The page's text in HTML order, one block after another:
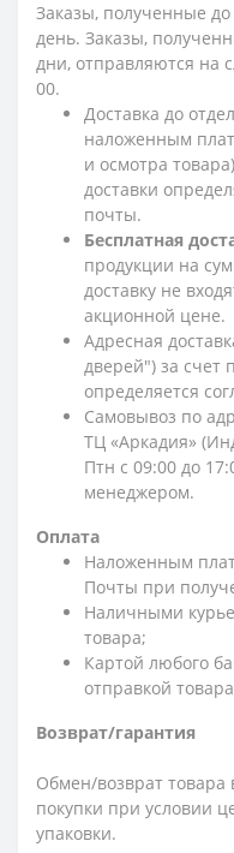
Заказы, полученные
день. Заказы,
дни, отправляются на
00.
Доставка до
наложенным
и осмотра
доставки
почты.
Бесплатная
продукции на
доставку не
акционной цене.
Адресная
дверей") за счет
определяется
Самовывоз по
ТЦ «Аркадия»
Птн с 09:00 до
менеджером.
Оплата
Наложенным
Почты при
Наличными
товара;
Картой любого
отправкой
Возврат/гарантия
Обмен/возврат товара
покупки при условии
упаковки.